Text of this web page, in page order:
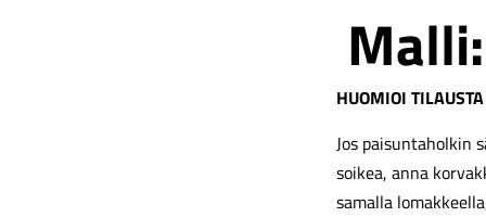
Malli:
HUOMIOI
Jos paisuntaholkin
soikea, anna
samalla